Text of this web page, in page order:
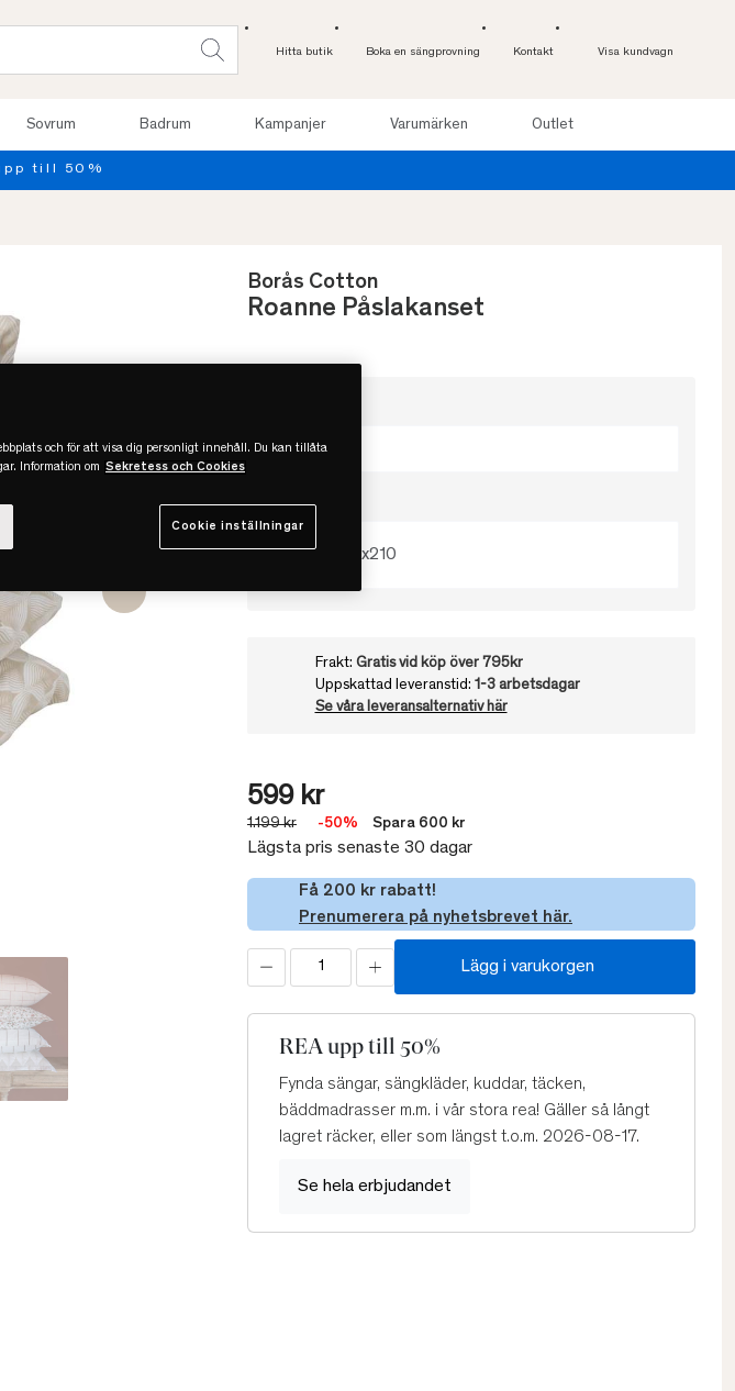
Hitta butik Boka en sängprovning Kontakt Visa kundvagn
Sovrum Badrum Kampanjer Varumärken Outlet
Borås Cotton
Roanne Påslakanset
Beige
Välj storlek
150x210
Frakt: Gratis vid köp över 795kr
Uppskattad leveranstid: 1-3 arbetsdagar
Se våra leveransalternativ här
599 kr
1.199 kr -50% Spara 600 kr
Lägsta pris senaste 30 dagar
Få 200 kr rabatt!
Prenumerera på nyhetsbrevet här.
Lägg i varukorgen
REA upp till 50%
Fynda sängar, sängkläder, kuddar, täcken,
bäddmadrasser m.m. i vår stora rea! Gäller så långt
lagret räcker, eller som längst t.o.m. 2026-08-17.
Se hela erbjudandet
och för att visa dig personligt innehåll. Du kan tillåta
Information om Sekretess och Cookies
Cookie inställningar